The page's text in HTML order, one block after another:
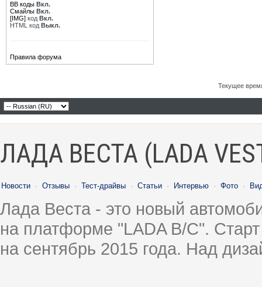
BB коды Вкл.
Смайлы Вкл.
[IMG] код Вкл.
HTML код Выкл.
Правила форума
Текущее
ЛАДА ВЕСТА (LADA
Новости · Отзывы · Тест-драйвы · Статьи · Интервью · Фото ·
Лада Веста - это новый
на платформе "LADA B/C".
на сентябрь 2015 года. Над